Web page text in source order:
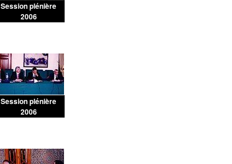
Session plénière
2006
Session plénière
2006